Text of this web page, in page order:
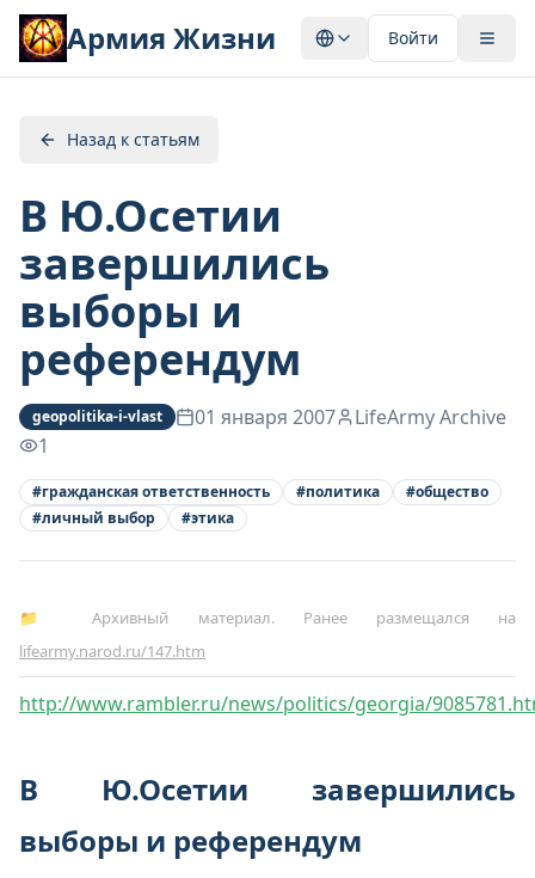
Армия Жизни Войти
Назад к статьям
В Ю.Осетии
завершились
выборы и
референдум
geopolitika-i-vlast 01 января 2007
LifeArmy Archive
1
#гражданская ответственность #политика #общество
#личный выбор #этика
📁 Архивный материал. Ранее размещался на
lifearmy.narod.ru/147.htm
http://www.rambler.ru/news/politics/georgia/
В Ю.Осетии завершились
выборы и референдум